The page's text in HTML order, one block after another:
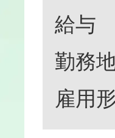
給与
勤務
雇用